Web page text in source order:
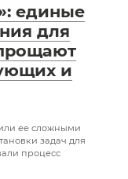
единые
для
и
ее сложными
задач для
процесс